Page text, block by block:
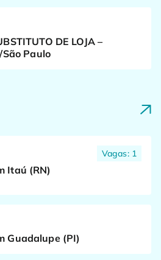
DE LOJA –
Paulo
Vagas: 1
Itaú (RN)
Guadalupe (PI)